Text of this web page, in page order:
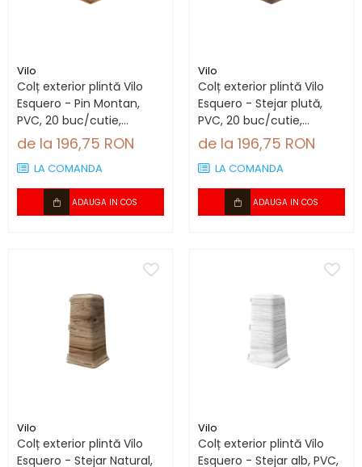
Vilo
Colț exterior plintă Vilo
Esquero - Pin Montan,
PVC, 20 buc/cutie,
compatibil plintă 66.6
de la 196,75 RON
LA COMANDA
ADAUGA IN COS
Vilo
Colț exterior plintă Vilo
Esquero - Stejar plută,
PVC, 20 buc/cutie,
compatibil plintă 66.6
de la 196,75 RON
LA COMANDA
ADAUGA IN COS
Vilo
Colț exterior plintă Vilo
Esquero - Stejar Natural,
Vilo
Colț exterior plintă Vilo
Esquero - Stejar alb, PVC,